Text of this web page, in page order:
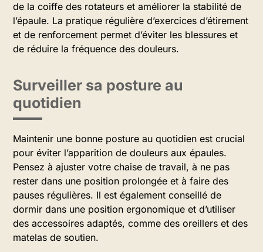
de la coiffe des rotateurs et améliorer la stabilité de
l’épaule. La pratique régulière d’exercices d’étirement
et de renforcement permet d’éviter les blessures et
de réduire la fréquence des douleurs.
Surveiller sa posture au
quotidien
Maintenir une bonne posture au quotidien est crucial
pour éviter l’apparition de douleurs aux épaules.
Pensez à ajuster votre chaise de travail, à ne pas
rester dans une position prolongée et à faire des
pauses régulières. Il est également conseillé de
dormir dans une position ergonomique et d’utiliser
des accessoires adaptés, comme des oreillers et des
matelas de soutien.